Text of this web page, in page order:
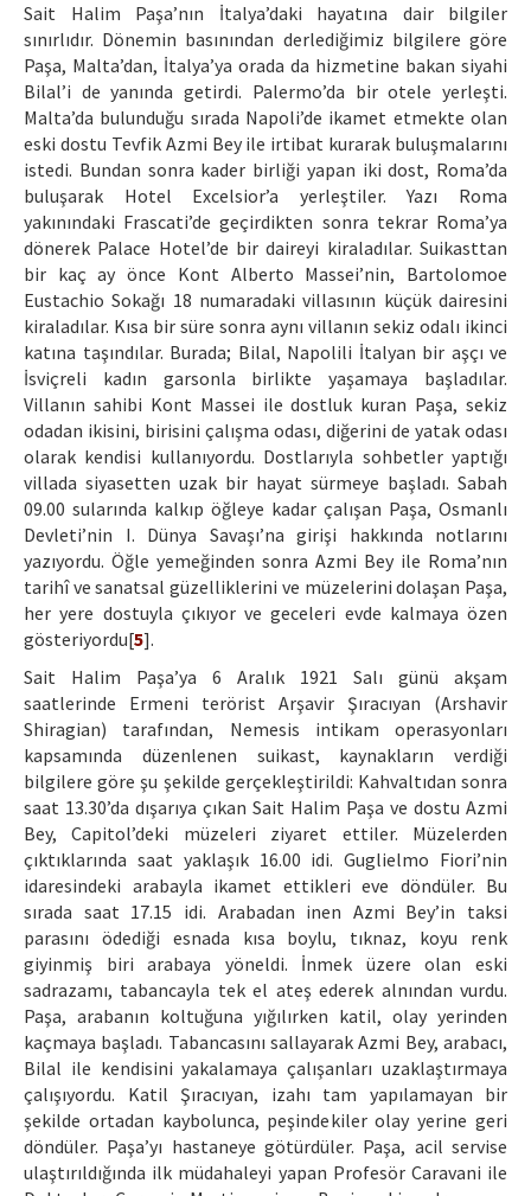
Sait Halim Paşa’nın İtalya’daki hayatına dair bilgiler
sınırlıdır. Dönemin basınından derlediğimiz bilgilere göre
Paşa, Malta’dan, İtalya’ya orada da hizmetine bakan siyahi
Bilal’i de yanında getirdi. Palermo’da bir otele yerleşti.
Malta’da bulunduğu sırada Napoli’de ikamet etmekte olan
eski dostu Tevfik Azmi Bey ile irtibat kurarak buluşmalarını
istedi. Bundan sonra kader birliği yapan iki dost, Roma’da
buluşarak Hotel Excelsior’a yerleştiler. Yazı Roma
yakınındaki Frascati’de geçirdikten sonra tekrar Roma’ya
dönerek Palace Hotel’de bir daireyi kiraladılar. Suikasttan
bir kaç ay önce Kont Alberto Massei’nin, Bartolomoe
Eustachio Sokağı 18 numaradaki villasının küçük dairesini
kiraladılar. Kısa bir süre sonra aynı villanın sekiz odalı ikinci
katına taşındılar. Burada; Bilal, Napolili İtalyan bir aşçı ve
İsviçreli kadın garsonla birlikte yaşamaya başladılar.
Villanın sahibi Kont Massei ile dostluk kuran Paşa, sekiz
odadan ikisini, birisini çalışma odası, diğerini de yatak odası
olarak kendisi kullanıyordu. Dostlarıyla sohbetler yaptığı
villada siyasetten uzak bir hayat sürmeye başladı. Sabah
09.00 sularında kalkıp öğleye kadar çalışan Paşa, Osmanlı
Devleti’nin I. Dünya Savaşı’na girişi hakkında notlarını
yazıyordu. Öğle yemeğinden sonra Azmi Bey ile Roma’nın
tarihî ve sanatsal güzelliklerini ve müzelerini dolaşan Paşa,
her yere dostuyla çıkıyor ve geceleri evde kalmaya özen
gösteriyordu[5].
Sait Halim Paşa’ya 6 Aralık 1921 Salı günü akşam
saatlerinde Ermeni terörist Arşavir Şıracıyan (Arshavir
Shiragian) tarafından, Nemesis intikam operasyonları
kapsamında düzenlenen suikast, kaynakların verdiği
bilgilere göre şu şekilde gerçekleştirildi: Kahvaltıdan sonra
saat 13.30’da dışarıya çıkan Sait Halim Paşa ve dostu Azmi
Bey, Capitol’deki müzeleri ziyaret ettiler. Müzelerden
çıktıklarında saat yaklaşık 16.00 idi. Guglielmo Fiori’nin
idaresindeki arabayla ikamet ettikleri eve döndüler. Bu
sırada saat 17.15 idi. Arabadan inen Azmi Bey’in taksi
parasını ödediği esnada kısa boylu, tıknaz, koyu renk
giyinmiş biri arabaya yöneldi. İnmek üzere olan eski
sadrazamı, tabancayla tek el ateş ederek alnından vurdu.
Paşa, arabanın koltuğuna yığılırken katil, olay yerinden
kaçmaya başladı. Tabancasını sallayarak Azmi Bey, arabacı,
Bilal ile kendisini yakalamaya çalışanları uzaklaştırmaya
çalışıyordu. Katil Şıracıyan, izahı tam yapılamayan bir
şekilde ortadan kaybolunca, peşindekiler olay yerine geri
döndüler. Paşa’yı hastaneye götürdüler. Paşa, acil servise
ulaştırıldığında ilk müdahaleyi yapan Profesör Caravani ile